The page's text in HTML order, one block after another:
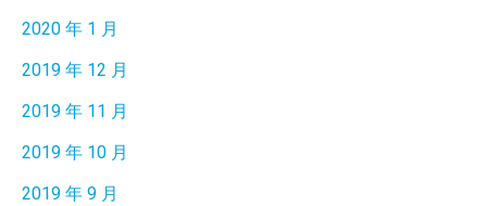
2020 年 1 月
2019 年 12 月
2019 年 11 月
2019 年 10 月
2019 年 9 月